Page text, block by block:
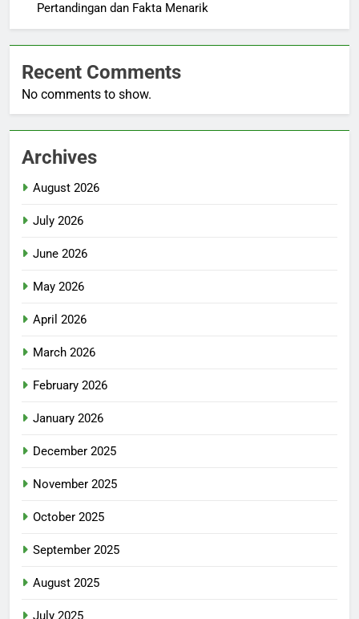
Pertandingan dan Fakta Menarik
Recent Comments
No comments to show.
Archives
August 2026
July 2026
June 2026
May 2026
April 2026
March 2026
February 2026
January 2026
December 2025
November 2025
October 2025
September 2025
August 2025
July 2025